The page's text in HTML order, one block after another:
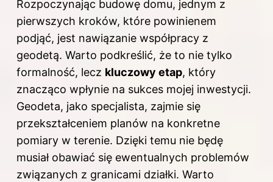
Rozpoczynając budowę domu, jednym z
pierwszych kroków, które powinienem
podjąć, jest nawiązanie współpracy z
geodetą. Warto podkreślić, że to nie tylko
formalność, lecz kluczowy etap, który
znacząco wpłynie na sukces mojej inwestycji.
Geodeta, jako specjalista, zajmie się
przekształceniem planów na konkretne
pomiary w terenie. Dzięki temu nie będę
musiał obawiać się ewentualnych problemów
związanych z granicami działki. Warto